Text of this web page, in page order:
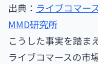
出典： ライブコマー
MMD研究所
こうした事実を踏ま
ライブコマースの市